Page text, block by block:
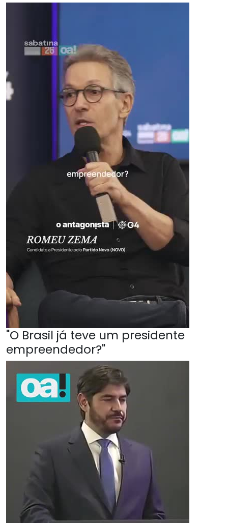
"O Brasil já teve um presidente
empreendedor?"